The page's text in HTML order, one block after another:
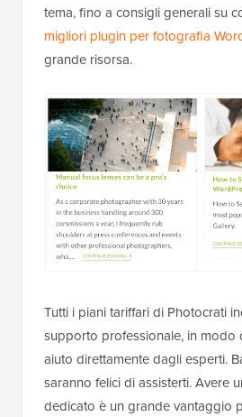
tema, fino a consigli generali su
migliori plugin per fotografia
grande risorsa.
Tutti i piani tariffari di Photocrati
supporto professionale, in modo
aiuto direttamente dagli esperti.
saranno felici di assisterti. Avere
dedicato è un grande vantaggio